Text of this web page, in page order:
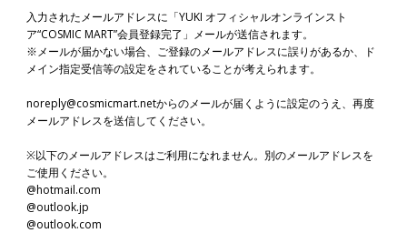
入力されたメールアドレスに「YUKI オフィシャルオンラインスト
ア“COSMIC MART”会員登録完了」メールが送信されます。
※メールが届かない場合、ご登録のメールアドレスに誤りがあるか、ド
メイン指定受信等の設定をされていることが考えられます。
noreply@cosmicmart.netからのメールが届くように設定のうえ、再度
メールアドレスを送信してください。
※以下のメールアドレスはご利用になれません。別のメールアドレスを
ご使用ください。
@hotmail.com
@outlook.jp
@outlook.com